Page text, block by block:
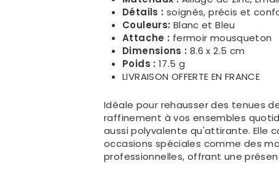
Détails : soignés, précis et
Couleurs: Blanc et Bleu
Attache : fermoir mousqueton
Dimensions : 8.6 x 2.5 cm
Poids : 17.5 g
LIVRAISON OFFERTE EN FRANCE
Idéale pour rehausser des tenues
raffinement à vos ensembles
aussi polyvalente qu'attirante. Elle
occasions spéciales comme des
professionnelles, offrant une